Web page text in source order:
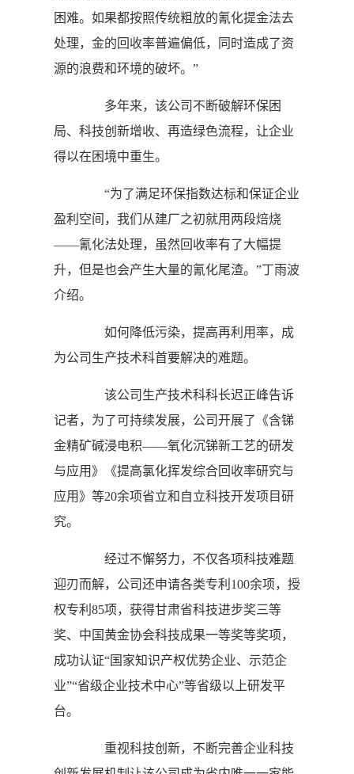
困难。如果都按照传统粗放的氰化提金法去
处理，金的回收率普遍偏低，同时造成了资
源的浪费和环境的破坏。”
多年来，该公司不断破解环保困
局、科技创新增收、再造绿色流程，让企业
得以在困境中重生。
“为了满足环保指数达标和保证企业
盈利空间，我们从建厂之初就用两段焙烧
——氰化法处理，虽然回收率有了大幅提
升，但是也会产生大量的氰化尾渣。”丁雨波
介绍。
如何降低污染，提高再利用率，成
为公司生产技术科首要解决的难题。
该公司生产技术科科长迟正峰告诉
记者，为了可持续发展，公司开展了《含锑
金精矿碱浸电积——氧化沉锑新工艺的研发
与应用》《提高氯化挥发综合回收率研究与
应用》等20余项省立和自立科技开发项目研
究。
经过不懈努力，不仅各项科技难题
迎刃而解，公司还申请各类专利100余项，授
权专利85项，获得甘肃省科技进步奖三等
奖、中国黄金协会科技成果一等奖等奖项，
成功认证“国家知识产权优势企业、示范企
业”“省级企业技术中心”等省级以上研发平
台。
重视科技创新，不断完善企业科技